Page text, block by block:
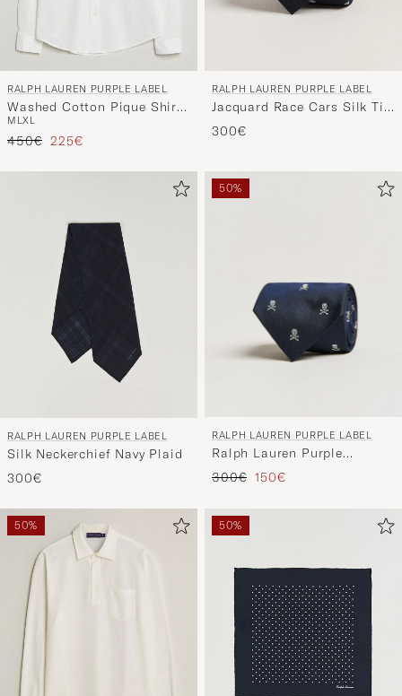
RALPH LAUREN PURPLE LABEL
Washed Cotton Pique Shirt
White
M LXL
Regulärer Preis
450€ Reduzierter Preis
225€
RALPH LAUREN PURPLE LABEL
Jacquard Race Cars Silk Tie
Navy
300€
RALPH LAUREN PURPLE LABEL
Silk Neckerchief Navy Plaid
300€
50%
RALPH LAUREN PURPLE LABEL
Ralph Lauren Purple
LabelSkull & Crossbone Silk
TieNavy
Regulärer Preis
300€ Reduzierter Preis
150€
50% 50%